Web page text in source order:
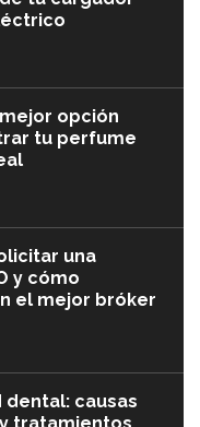
opción
tu perfume
una
y cómo
el mejor bróker
dental: causas